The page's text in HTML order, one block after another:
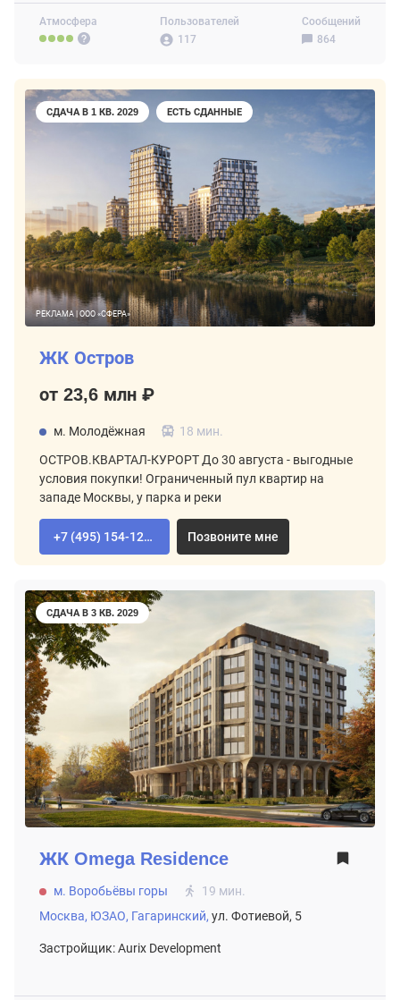
Атмосфера
Пользователей
117
Сообщений
864
СДАЧА В 1 КВ. 2029 ЕСТЬ СДАННЫЕ
РЕКЛАМА | ООО «СФЕРА»
ЖК Остров
от 23,6 млн ₽
м. Молодёжная 18 мин.
ОСТРОВ.КВАРТАЛ-КУРОРТ До 30 августа - выгодные
условия покупки! Ограниченный пул квартир на
западе Москвы, у парка и реки
+7 (495) 154-12-80 Позвоните мне
СДАЧА В 3 КВ. 2029
ЖК Omega Residence
м. Воробьёвы горы
19 мин.
Москва, ЮЗАО, Гагаринский, ул. Фотиевой, 5
Застройщик: Aurix Development